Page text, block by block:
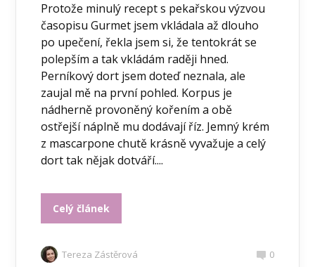
Protože minulý recept s pekařskou výzvou
časopisu Gurmet jsem vkládala až dlouho
po upečení, řekla jsem si, že tentokrát se
polepším a tak vkládám raději hned.
Perníkový dort jsem doteď neznala, ale
zaujal mě na první pohled. Korpus je
nádherně provoněný kořením a obě
ostřejší náplně mu dodávají říz. Jemný krém
z mascarpone chutě krásně vyvažuje a celý
dort tak nějak dotváří....
Celý článek
Tereza Zástěrová 0